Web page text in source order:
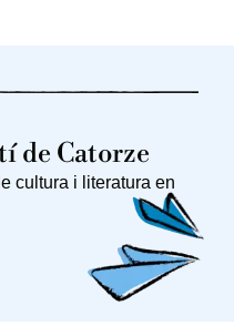
de Catorze
cultura i literatura en